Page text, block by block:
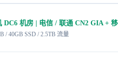
/ 40GB SSD / 2.5TB 流量